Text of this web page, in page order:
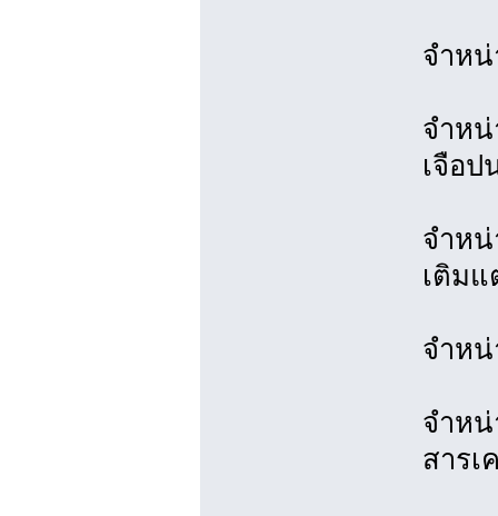
จำหน่
จำหน่
เจือป
จำหน่
เติมแ
จำห
จำหน่
สารเ